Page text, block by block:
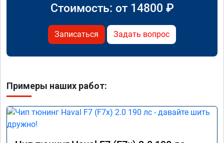
Стоимость: от 14800 ₽
Записаться Задать вопрос
Примеры наших работ: